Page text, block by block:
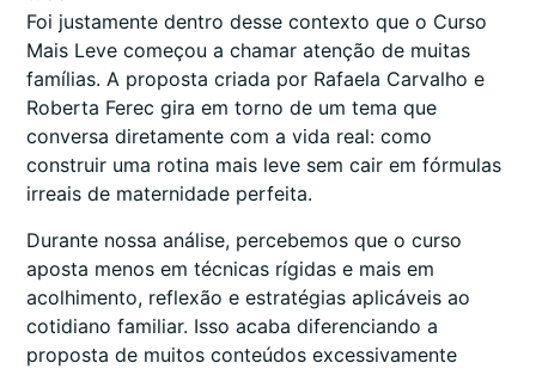
Foi justamente dentro desse contexto que o Curso
Mais Leve começou a chamar atenção de muitas
famílias. A proposta criada por Rafaela Carvalho e
Roberta Ferec gira em torno de um tema que
conversa diretamente com a vida real: como
construir uma rotina mais leve sem cair em fórmulas
irreais de maternidade perfeita.
Durante nossa análise, percebemos que o curso
aposta menos em técnicas rígidas e mais em
acolhimento, reflexão e estratégias aplicáveis ao
cotidiano familiar. Isso acaba diferenciando a
proposta de muitos conteúdos excessivamente